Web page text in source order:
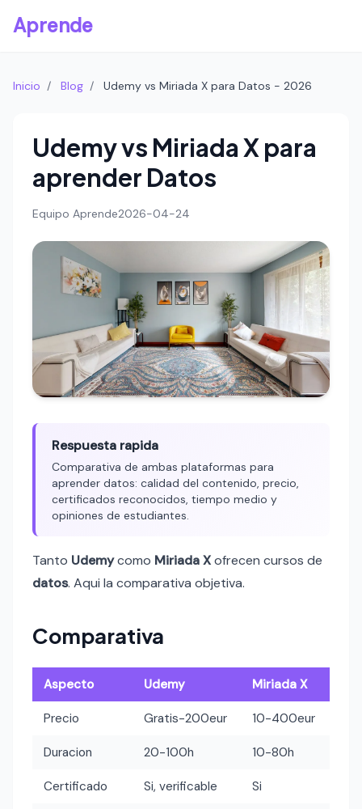
Aprende
Inicio / Blog / Udemy vs Miriada X para Datos - 2026
Udemy vs Miriada X para
aprender Datos
Equipo Aprende2026-04-24
Respuesta rapida
Comparativa de ambas plataformas para
aprender datos: calidad del contenido, precio,
certificados reconocidos, tiempo medio y
opiniones de estudiantes.
Tanto Udemycomo Miriada Xofrecen cursos de
datos. Aqui la comparativa objetiva.
Comparativa
Aspecto Udemy Miriada X
Precio Gratis-200eur 10-400eur
Duracion 20-100h 10-80h
Certificado Si, verificable Si